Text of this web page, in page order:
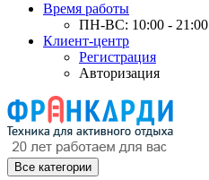
Время работы
ПН-ВС: 10:00 - 21:00
Клиент-центр
Регистрация
Авторизация
Все категории